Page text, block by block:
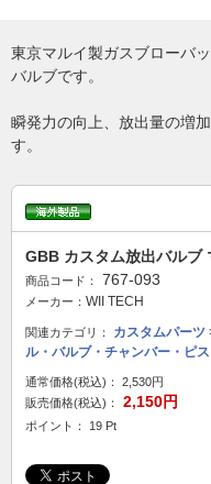
東京マルイ製ガスブローバ
バルブです。
瞬発力の向上、放出量の増
す。
GBB カスタム放出バルブ
商品コード： 767-093
メーカー： WII TECH
関連カテゴリ： カスタムパーツ
ル・バルブ・チャンバー・ピ
通常価格(税込)：
2,530円
販売価格(税込)：
2,150円
ポイント： 19 Pt